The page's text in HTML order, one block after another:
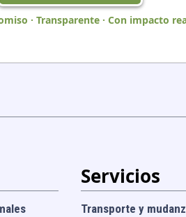
· Transparente · Con impacto
Servicios
Transporte y